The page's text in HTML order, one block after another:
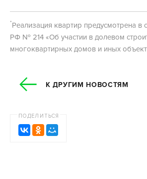
*Реализация квартир предусмотрена в
РФ № 214 «Об участии в долевом
многоквартирных домов и иных
К ДРУГИМ НОВОСТЯМ
ПОДЕЛИТЬСЯ